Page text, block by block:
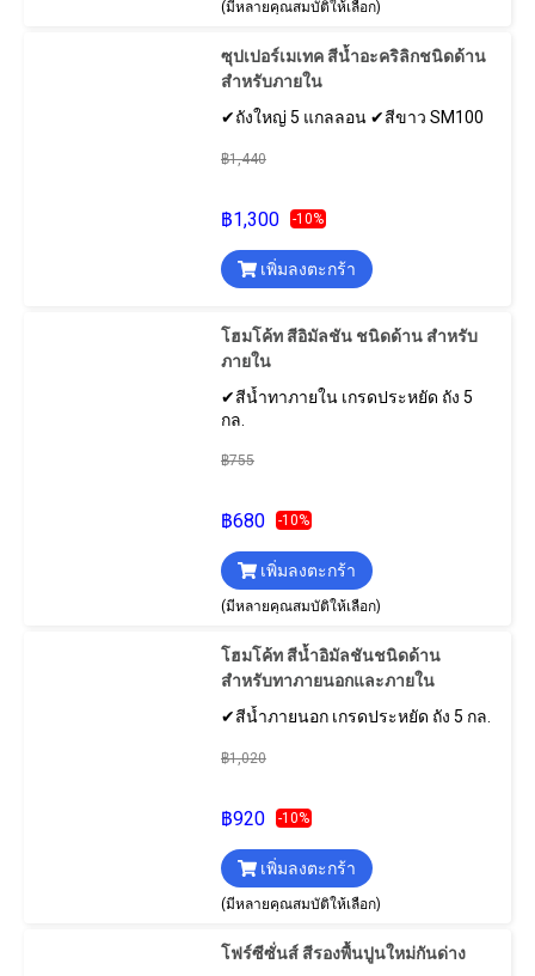
(มีหลายคุณสมบัติให้เลือก)
ซุปเปอร์เมเทค สีน้ำอะคริลิกชนิดด้าน
สําหรับภายใน
✔ถังใหญ่ 5 แกลลอน ✔สีขาว SM100
฿1,440
฿1,300 -10%
เพิ่มลงตะกร้า
โฮมโค้ท สีอิมัลชัน ชนิดด้าน สําหรับ
ภายใน
✔สีน้ำทาภายใน เกรดประหยัด ถัง 5
กล.
฿755
฿680 -10%
เพิ่มลงตะกร้า
(มีหลายคุณสมบัติให้เลือก)
โฮมโค้ท สีน้ำอิมัลชันชนิดด้าน
สำหรับทาภายนอกและภายใน
✔สีน้ำภายนอก เกรดประหยัด ถัง 5 กล.
฿1,020
฿920 -10%
เพิ่มลงตะกร้า
(มีหลายคุณสมบัติให้เลือก)
โฟร์ซีซั่นส์ สีรองพื้นปูนใหม่กันด่าง